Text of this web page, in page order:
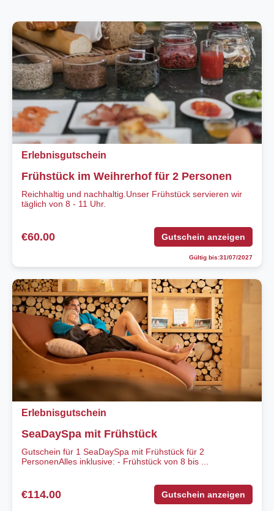
Erlebnisgutschein
Frühstück im Weihrerhof für 2 Personen
Reichhaltig und nachhaltig.Unser Frühstück servieren wir
täglich von 8 - 11 Uhr.
€60.00 Gutschein anzeigen
Gültig bis:31/07/2027
Erlebnisgutschein
SeaDaySpa mit Frühstück
Gutschein für 1 SeaDaySpa mit Frühstück für 2
PersonenAlles inklusive: - Frühstück von 8 bis ...
€114.00 Gutschein anzeigen